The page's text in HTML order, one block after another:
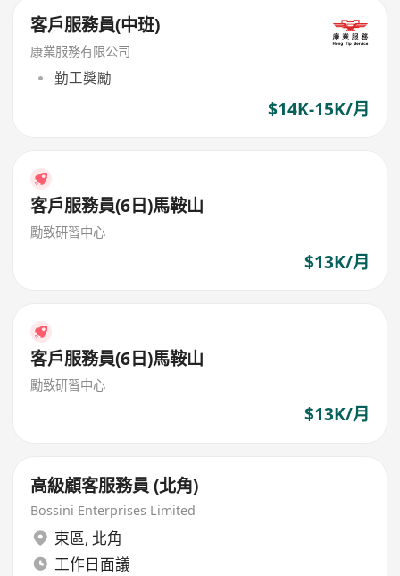
客戶服務員(中班)
康業服務有限公司
勤工獎勵
$14K-15K/月
客戶服務員(6日)馬鞍山
勵致研習中心
$13K/月
客戶服務員(6日)馬鞍山
勵致研習中心
$13K/月
高級顧客服務員 (北角)
Bossini Enterprises Limited
東區, 北角
工作日面議